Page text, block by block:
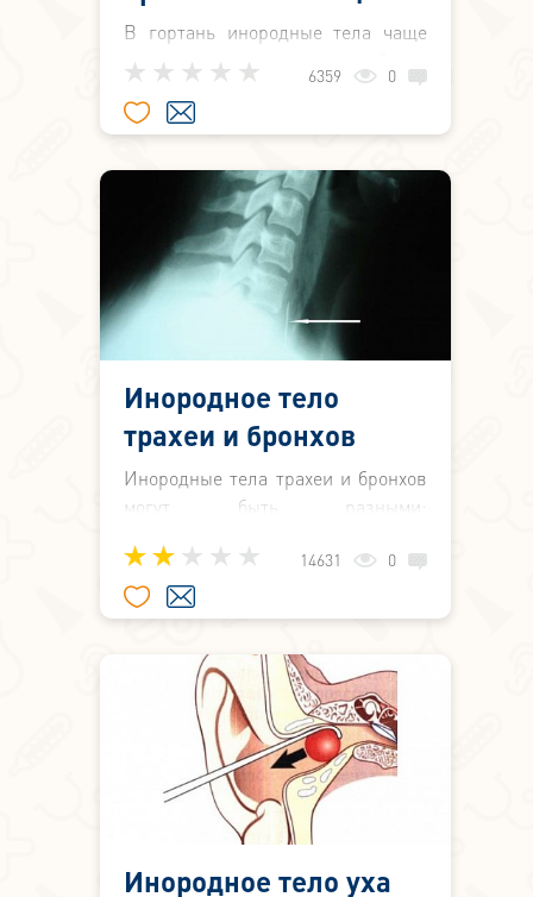
В гортань инородные тела чаще
всего попадают при глубоком
вдохе во время испуга, внезапного
падения, смеха, плача или
пищи.
6359 0
Инородное тело
трахеи и бронхов
Инородные тела трахеи и бронхов
могут быть разными:
тыквенные семечки, зерна,
монеты, пуговицы, горох, бобы,
фасоль, иглы, булавки, мясные и
рыбные кости и другие предметы.
14631 0
Инородное тело уха